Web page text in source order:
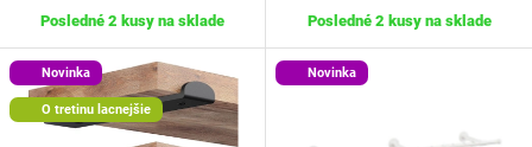
Posledné 2 kusy na sklade Posledné 2 kusy na sklade
Novinka
O tretinu lacnejšie
Novinka